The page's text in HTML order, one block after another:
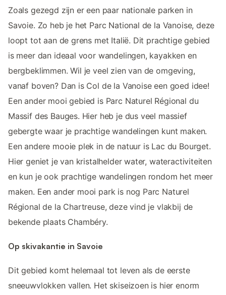
Zoals gezegd zijn er een paar nationale parken in
Savoie. Zo heb je het Parc National de la Vanoise, deze
loopt tot aan de grens met Italië. Dit prachtige gebied
is meer dan ideaal voor wandelingen, kayakken en
bergbeklimmen. Wil je veel zien van de omgeving,
vanaf boven? Dan is Col de la Vanoise een goed idee!
Een ander mooi gebied is Parc Naturel Régional du
Massif des Bauges. Hier heb je dus veel massief
gebergte waar je prachtige wandelingen kunt maken.
Een andere mooie plek in de natuur is Lac du Bourget.
Hier geniet je van kristalhelder water, wateractiviteiten
en kun je ook prachtige wandelingen rondom het meer
maken. Een ander mooi park is nog Parc Naturel
Régional de la Chartreuse, deze vind je vlakbij de
bekende plaats Chambéry.
Op skivakantie in Savoie
Dit gebied komt helemaal tot leven als de eerste
sneeuwvlokken vallen. Het skiseizoen is hier enorm